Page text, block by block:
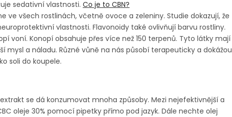
sedativní vlastnosti. Co je to CBN?
ve všech rostlinách, včetně ovoce a zeleniny. Studie dokazují, že
vlastnosti. Flavonoidy také ovlivňují barvu rostliny.
voní. Konopí obsahuje přes více než 150 terpenů. Tyto látky mají
mysl a náladu. Různé vůně na nás působí terapeuticky a dokážou
soli do koupele.
se dá konzumovat mnoha způsoby. Mezi nejefektivnější a
oleje 30% pomocí pipetky přímo pod jazyk. Dále nechte olej